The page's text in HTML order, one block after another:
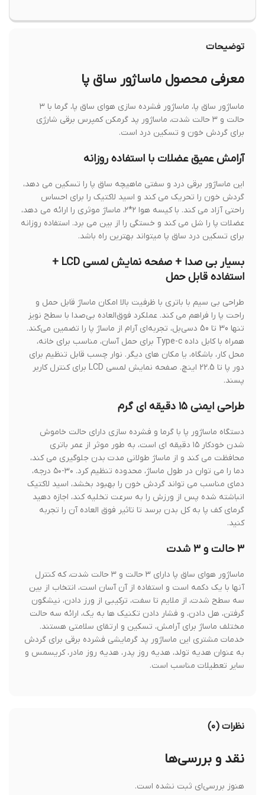
توضیحات
معرفی محصول ماساژور ساق پا
ماساژور ساق پا، ماساژور فشرده سازی هوای ساق پا، گرما با ۳
حالت و ۳ حالت شدت، ماساژور پد گرمکن کمپرس برقی شارژی
برای گردش خون و تسکین درد است.
آرامش عمیق عضلات با استفاده روزانه
این ماساژور برقی درد و سفتی ماهیچه ساق پا را تسکین می دهد،
گردش خون را تحریک می کند و اسید لاکتیک را برای احساس
راحتی آزاد می کند. با کیسه هوا ۲*۲، ماساژ موثری را ارائه می دهد،
عضلات پا را شل می کند و خستگی را از بین می برد. استفاده روزانه
برای تسکین درد ساق پا میتواند بهترین راه باشد.
بسیار بی صدا + صفحه نمایش لمسی LCD +
استفاده قابل حمل
طراحی بی سیم با باتری با ظرفیت بالا امکان ماساژ قابل حمل و
راحت پا را فراهم می کند. عملکرد فوق‌العاده بی‌صدا با سطح نویز
تنها 30 تا 50 دسی‌بل، تجربه‌ای آرام از ماساژ پا را تضمین می‌کند.
همراه با کابل داده Type-c برای حمل آسان، مناسب برای خانه،
محل کار، باشگاه، یا مکان های دیگر. نوار چسب قابل تنظیم برای
دور پا تا 22.5 اینچ. صفحه نمایش لمسی LCD برای کنترل کاربر
پسند.
طراحی ایمنی ۱۵ دقیقه ای گرم
دستگاه ماساژور پا با گرما و فشرده سازی دارای حالت خاموش
شدن خودکار ۱۵ دقیقه ای است، به طور موثر از عمر باتری
محافظت می کند و از ماساژ طولانی مدت بدن جلوگیری می کند،
دما را می توان در طول ماساژ، محدوده تنظیم کرد. ۳۰-۵۰ درجه،
دمای مناسب می تواند گردش خون را بهبود بخشد، اسید لاکتیک
انباشته شده پس از ورزش را به سرعت تخلیه کند، اجازه دهید
گرمای کف پا به کل بدن برسد تا تاثیر فوق العاده آن را تجربه
کنید.
ماساژور هوای ساق پا دارای ۳ حالت و ۳ حالت شدت، که کنترل
آنها با یک دکمه است و استفاده از آن آسان است، انتخاب از بین
سه سطح شدت، از ملایم تا سفت، ترکیبی از ورز دادن، نیشگون
گرفتن، هل دادن، و فشار دادن تکنیک ها به یک، ارائه سه حالت
مختلف ماساژ برای آرامش، تسکین و ارتقای سلامتی هستند.
خدمات مشتری این ماساژور پد گرمایشی فشرده برقی برای گردش
به عنوان هدیه تولد، هدیه روز پدر، هدیه روز مادر، کریسمس و
سایر تعطیلات مناسب است.
نظرات (۰)
نقد و بررسی‌ها
هنوز بررسی‌ای ثبت نشده است.